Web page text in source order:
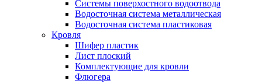
Системы поверхостного водоотвода
Водосточная система металлическая
Водосточная система пластиковая
Кровля
Шифер пластик
Лист плоский
Комплектующие для кровли
Флюгера